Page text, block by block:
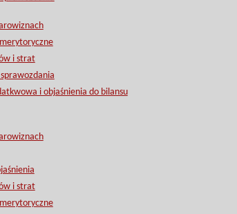
i strat
i objaśnienia do bilansu
i strat